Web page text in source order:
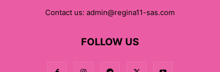
Contact us: admin@regina11-sas.com
FOLLOW US